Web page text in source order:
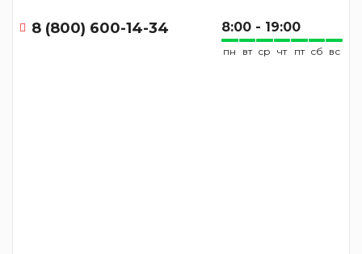
8 (800) 600-14-34 8:00 - 19:00
пн вт ср чт пт сб вс